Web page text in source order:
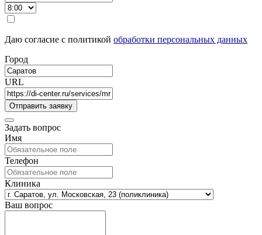
Даю согласие с политикой обработки персональных данных
Город
URL
Задать вопрос
Имя
Телефон
Клиника
Ваш вопрос